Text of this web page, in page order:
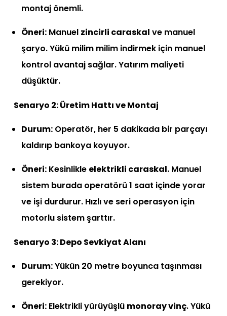
montaj önemli.
Öneri: Manuel zincirli caraskal ve manuel
şaryo. Yükü milim milim indirmek için manuel
kontrol avantaj sağlar. Yatırım maliyeti
düşüktür.
Senaryo 2: Üretim Hattı ve Montaj
Durum: Operatör, her 5 dakikada bir parçayı
kaldırıp bankoya koyuyor.
Öneri: Kesinlikle elektrikli caraskal. Manuel
sistem burada operatörü 1 saat içinde yorar
ve işi durdurur. Hızlı ve seri operasyon için
motorlu sistem şarttır.
Senaryo 3: Depo Sevkiyat Alanı
Durum:Yükün 20 metre boyunca taşınması
gerekiyor.
Öneri: Elektrikli yürüyüşlü monoray vinç. Yükü